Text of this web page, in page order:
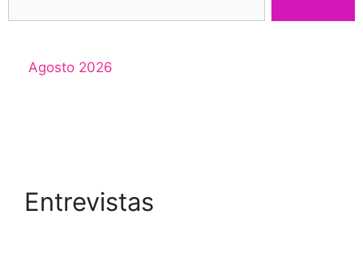
Agosto 2026
Entrevistas